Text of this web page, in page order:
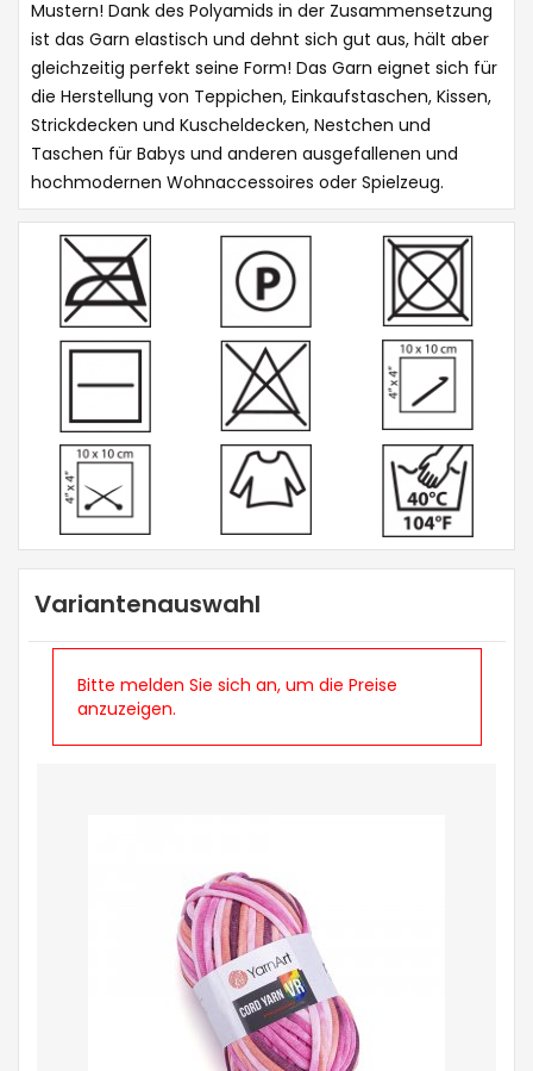
Mustern! Dank des Polyamids in der Zusammensetzung
ist das Garn elastisch und dehnt sich gut aus, hält aber
gleichzeitig perfekt seine Form! Das Garn eignet sich für
die Herstellung von Teppichen, Einkaufstaschen, Kissen,
Strickdecken und Kuscheldecken, Nestchen und
Taschen für Babys und anderen ausgefallenen und
hochmodernen Wohnaccessoires oder Spielzeug.
Variantenauswahl
Bitte melden Sie sich an, um die Preise
anzuzeigen.